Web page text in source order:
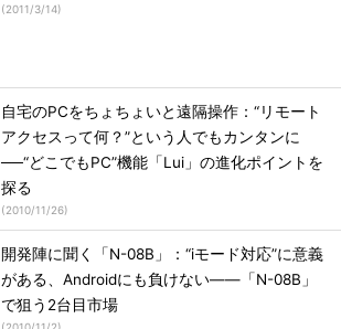
(2011/3/14)
自宅のPCをちょちょいと遠隔操作：“リモート
アクセスって何？”という人でもカンタンに
──“どこでもPC”機能「Lui」の進化ポイントを
探る
(2010/11/26)
開発陣に聞く「N-08B」：“iモード対応”に意義
がある、Androidにも負けない――「N-08B」
で狙う2台目市場